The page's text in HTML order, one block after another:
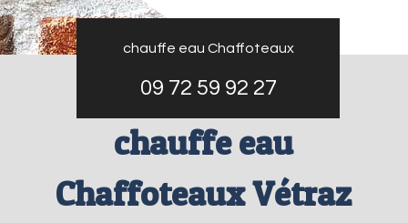
chauffe eau Chaffoteaux
09 72 59 92 27
chauffe eau
Chaffoteaux Vétraz